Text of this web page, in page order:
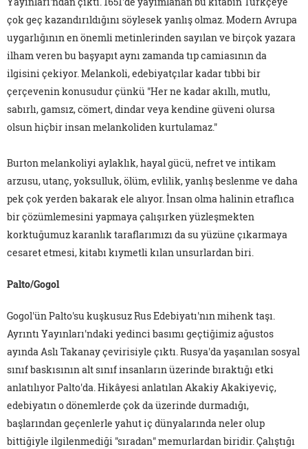
çok geç kazandırıldığını söylesek yanlış olmaz. Modern Avrupa
uygarlığının en önemli metinlerinden sayılan ve birçok yazara
ilham veren bu başyapıt aynı zamanda tıp camiasının da
ilgisini çekiyor. Melankoli, edebiyatçılar kadar tıbbi bir
çerçevenin konusudur çünkü "Her ne kadar akıllı, mutlu,
sabırlı, gamsız, cömert, dindar veya kendine güveni olursa
olsun hiçbir insan melankoliden kurtulamaz."
Burton melankoliyi aylaklık, hayal gücü, nefret ve intikam
arzusu, utanç, yoksulluk, ölüm, evlilik, yanlış beslenme ve daha
pek çok yerden bakarak ele alıyor. İnsan olma halinin etraflıca
bir çözümlemesini yapmaya çalışırken yüzleşmekten
korktuğumuz karanlık taraflarımızı da su yüzüne çıkarmaya
cesaret etmesi, kitabı kıymetli kılan unsurlardan biri.
Palto/Gogol
Gogol'ün Palto'su kuşkusuz Rus Edebiyatı'nın mihenk taşı.
Ayrıntı Yayınları'ndaki yedinci basımı geçtiğimiz ağustos
ayında Aslı Takanay çevirisiyle çıktı. Rusya'da yaşanılan sosyal
sınıf baskısının alt sınıf insanların üzerinde bıraktığı etki
anlatılıyor Palto'da. Hikâyesi anlatılan Akakiy Akakiyeviç,
edebiyatın o dönemlerde çok da üzerinde durmadığı,
başlarından geçenlerle yahut iç dünyalarında neler olup
bittiğiyle ilgilenmediği "sıradan" memurlardan biridir. Çalıştığı